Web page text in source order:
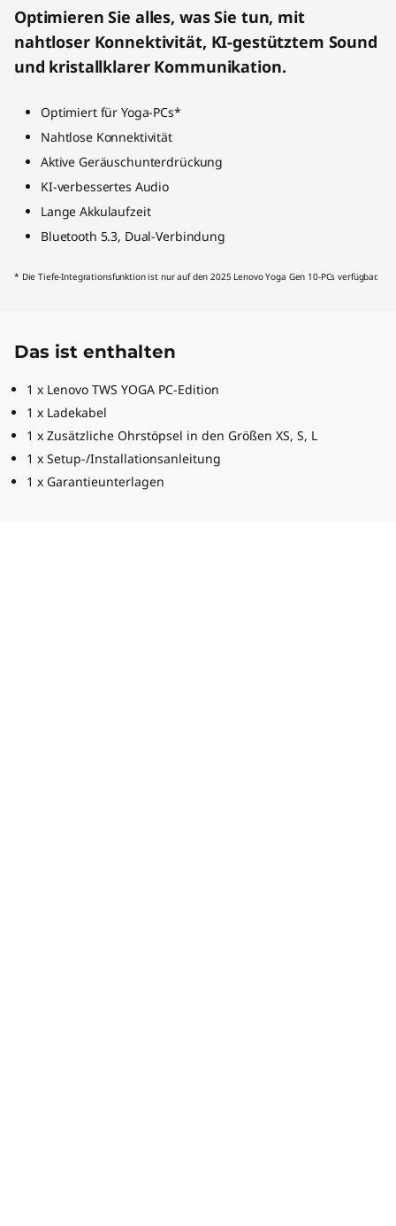
Optimieren Sie alles, was Sie tun, mit
nahtloser Konnektivität, KI-gestütztem Sound
und kristallklarer Kommunikation.
Optimiert für Yoga-PCs*
Nahtlose Konnektivität
Aktive Geräuschunterdrückung
KI-verbessertes Audio
Lange Akkulaufzeit
Bluetooth 5.3, Dual-Verbindung
* Die Tiefe-Integrationsfunktion ist nur auf den 2025 Lenovo Yoga Gen 10-PCs verfügbar.
Das ist enthalten
1 x Lenovo TWS YOGA PC-Edition
1 x Ladekabel
1 x Zusätzliche Ohrstöpsel in den Größen XS, S, L
1 x Setup-/Installationsanleitung
1 x Garantieunterlagen